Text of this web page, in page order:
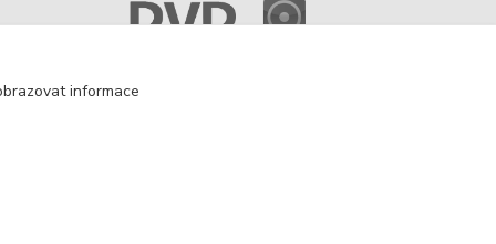
informace